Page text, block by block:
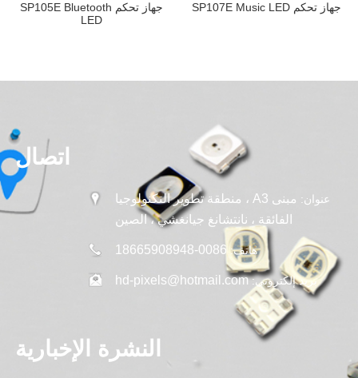
جهاز تحكم SP107E Music LED
جهاز تحكم SP105E Bluetooth
LED
اتصال
عنوان:
مبنى A3 ، منطقة تطوير التكنولوجيا
الفائقة ، نانتشانغ جيانغشي ، الصين
هاتف: 0086-18665908948
بريد إلكتروني: hd-pixels@hotmail.com
النشرة الإخبارية